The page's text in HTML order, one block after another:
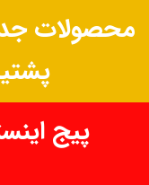
محصولات
پیج